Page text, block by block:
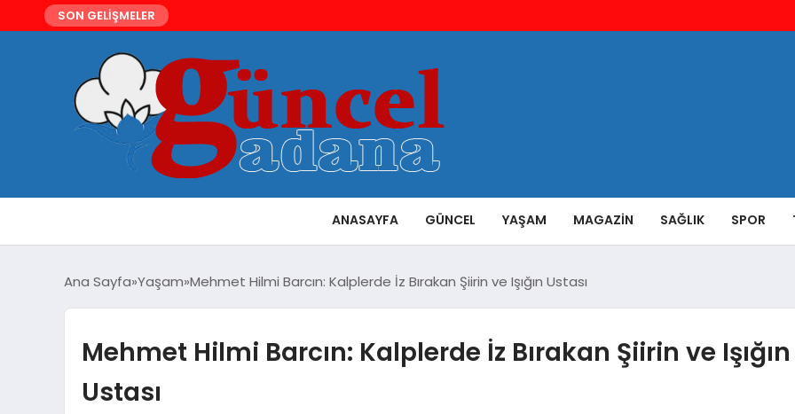
SON GELİŞMELER
ANASAYFA GÜNCEL YAŞAM MAGAZIN SAĞLIK SPOR
Ana Sayfa Yaşam Mehmet Hilmi Barcın: Kalplerde İz Bırakan Şiirin ve Işığın Ustası
Mehmet Hilmi Barcın: Kalplerde İz Bırakan Şiirin ve Işığın
Ustası